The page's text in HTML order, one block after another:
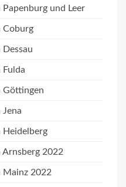
und Leer
Coburg
Fulda
Göttingen
Heidelberg
2022
Mainz 2022